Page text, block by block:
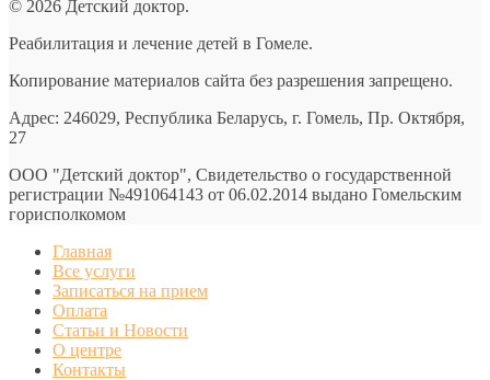
© 2026 Детский доктор.
Реабилитация и лечение детей в Гомеле.
Копирование материалов сайта без разрешения запрещено.
Адрес: 246029, Республика Беларусь, г. Гомель, Пр. Октября,
27
ООО "Детский доктор", Свидетельство о государственной
регистрации №491064143 от 06.02.2014 выдано Гомельским
горисполкомом
Главная
Все услуги
Записаться на прием
Оплата
Статьи и Новости
О центре
Контакты